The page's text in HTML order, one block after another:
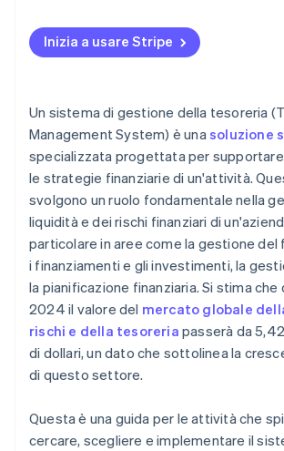
Checklist per le attività per
relative al sistema TMS
Best practice per l’implementazione e
sistema TMS in modo efficace
Inizia a usare Stripe
Un sistema di gestione della tesoreria
Management System) è unasoluzione
specializzata progettata per
le strategie finanziarie di un'attività.
svolgono un ruolo fondamentale nella
liquidità e dei rischi finanziari di
particolare in aree come la gestione del
i finanziamenti e gli investimenti, la
la pianificazione finanziaria. Si stima che
2024 il valore del mercato globale
rischi e della tesoreria passerà da
di dollari, un dato che sottolinea la
di questo settore.
Questa è una guida per le attività che
cercare, scegliere e implementare il